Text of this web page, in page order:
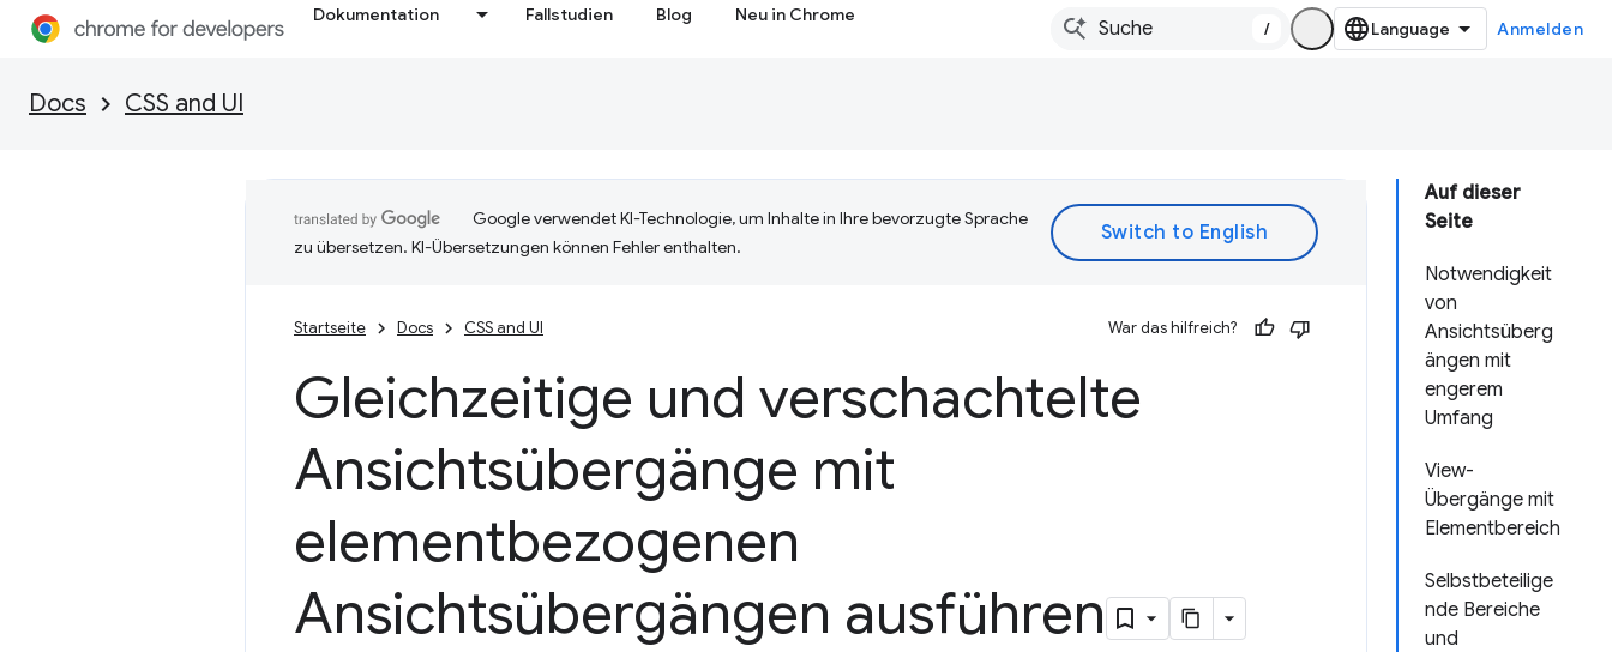
Dokumentation Fallstudien Blog Neu in Chrome
/ Anmelden
Docs CSS and UI
Auf dieser
Seite
Notwendigkeit
von
Ansichtsüberg
ängen mit
engerem
Umfang
View-
Übergänge mit
Elementbereich
Selbstbeteilige
nde Bereiche
und
Google verwendet KI-Technologie, um Inhalte in Ihre bevorzugte Sprache
zu übersetzen. KI-Übersetzungen können Fehler enthalten.
Startseite Docs CSS and UI War das hilfreich?
Gleichzeitige und verschachtelte
Ansichtsübergänge mit
elementbezogenen
Ansichtsübergängen ausführen